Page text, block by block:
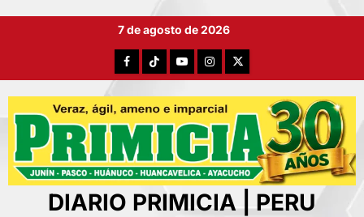
7 de agosto de 2026
FacebookTikTokYouTubeInstagram
X
DIARIO PRIMICIA | PERU